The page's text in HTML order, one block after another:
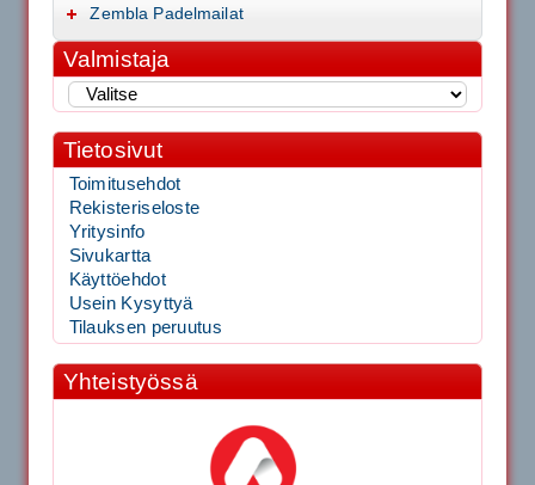
Zembla Padelmailat
Valmistaja
Tietosivut
Toimitusehdot
Rekisteriseloste
Yritysinfo
Sivukartta
Käyttöehdot
Usein Kysyttyä
Tilauksen peruutus
Yhteistyössä